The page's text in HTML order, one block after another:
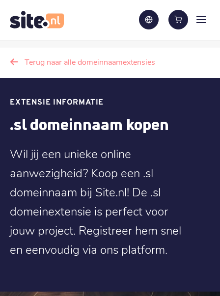
Terug naar alle domeinnaamextensies
EXTENSIE INFORMATIE
.sl domeinnaam kopen
Wil jij een unieke online
aanwezigheid? Koop een .sl
domeinnaam bij Site.nl! De .sl
domeinextensie is perfect voor
jouw project. Registreer hem snel
en eenvoudig via ons platform.